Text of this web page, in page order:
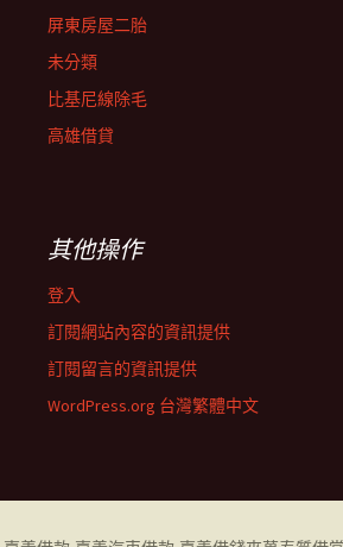
屏東房屋二胎
未分類
比基尼線除毛
高雄借貸
其他操作
登入
訂閱網站內容的資訊提供
訂閱留言的資訊提供
WordPress.org 台灣繁體中文